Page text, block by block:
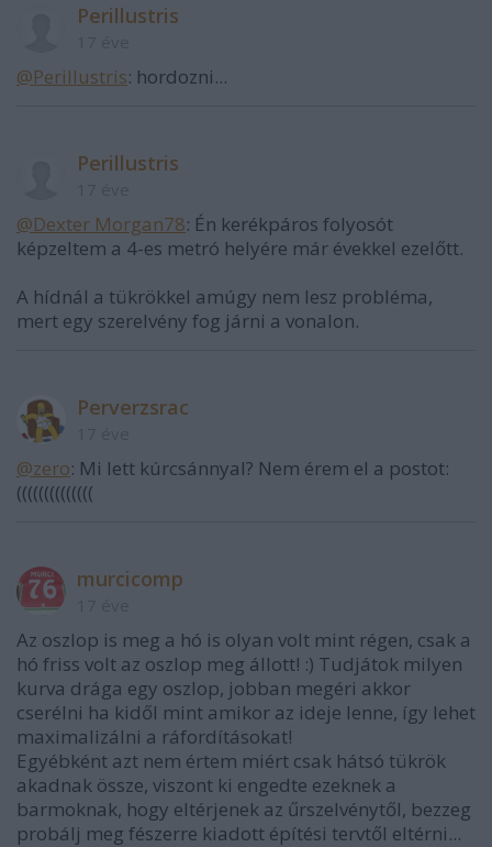
Perillustris
@Perillustris: hordozni...
Perillustris
@Dexter Morgan78: Én kerékpáros folyosót
képzeltem a 4-es metró helyére már évekkel ezelőtt.
A hídnál a tükrökkel amúgy nem lesz probléma,
mert egy szerelvény fog járni a vonalon.
Perverzsrac
@zero: Mi lett kúrcsánnyal? Nem érem el a postot:
((((((((((((((
murcicomp
Az oszlop is meg a hó is olyan volt mint régen, csak a
hó friss volt az oszlop meg állott! :) Tudjátok milyen
kurva drága egy oszlop, jobban megéri akkor
cserélni ha kidől mint amikor az ideje lenne, így lehet
maximalizálni a ráfordításokat!
Egyébként azt nem értem miért csak hátsó tükrök
akadnak össze, viszont ki engedte ezeknek a
barmoknak, hogy eltérjenek az űrszelvénytől, bezzeg
probálj meg fészerre kiadott építési tervtől eltérni...